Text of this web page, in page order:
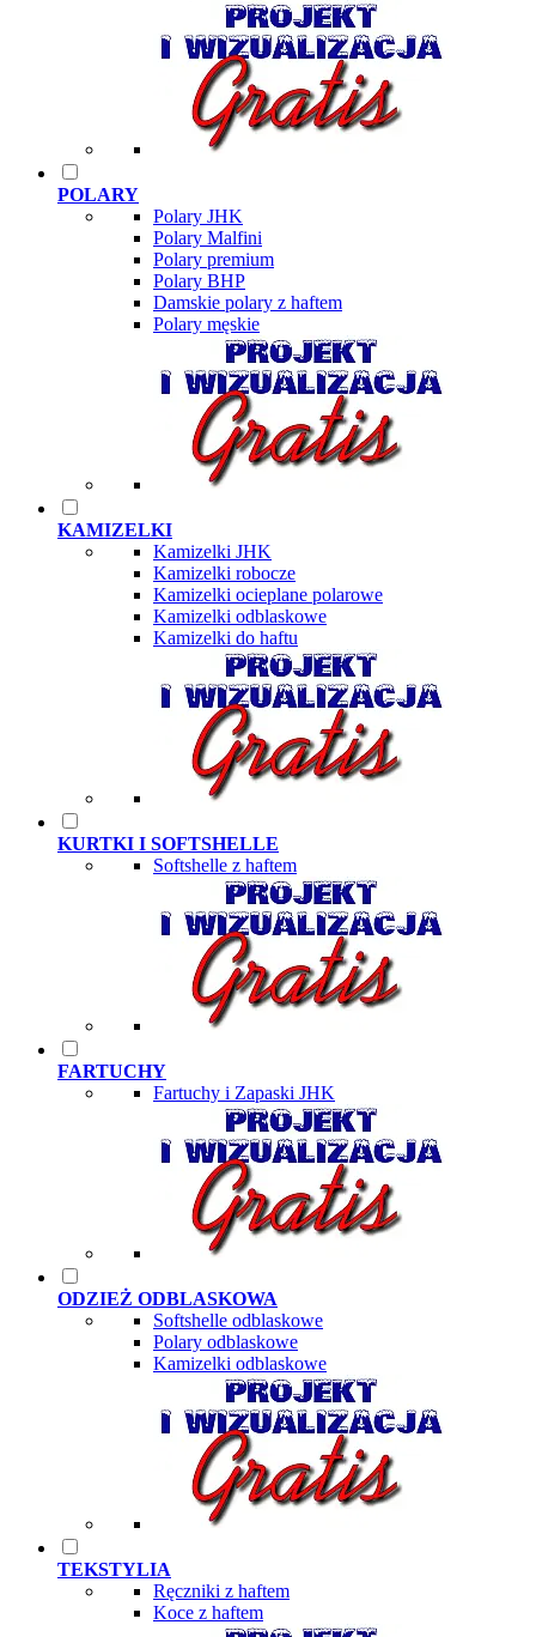
POLARY
Polary JHK
Polary Malfini
Polary premium
Polary BHP
Damskie polary z haftem
Polary męskie
KAMIZELKI
Kamizelki JHK
Kamizelki robocze
Kamizelki ocieplane polarowe
Kamizelki odblaskowe
Kamizelki do haftu
KURTKI I SOFTSHELLE
Softshelle z haftem
FARTUCHY
Fartuchy i Zapaski JHK
ODZIEŻ ODBLASKOWA
Softshelle odblaskowe
Polary odblaskowe
Kamizelki odblaskowe
TEKSTYLIA
Ręczniki z haftem
Koce z haftem